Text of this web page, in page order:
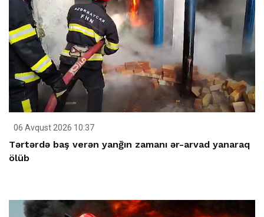
06 Avqust 2026 10:37
Tərtərdə baş verən yanğın zamanı ər-arvad yanaraq
ölüb